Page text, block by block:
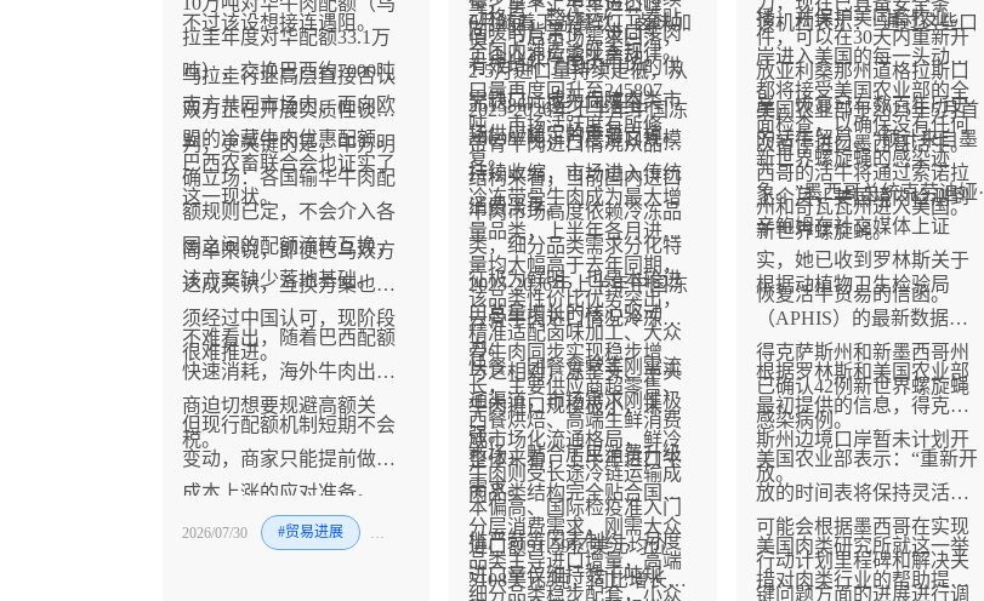
拉圭年度对华配额33.1万
吨），交换巴西约7000吨
南方共同市场内、面向欧
盟的冷藏牛肉优惠配额。
不过该设想接连遇阻。
乌拉圭行业高层直接否认
双方正在开展实质性谈
判；更关键的是，中方明
确立场：各国输华牛肉配
额规则已定，不会介入各
国之间的配额流转互换，
该方案缺少落地基础。
巴西农畜联合会也证实了
这一现状。
简单来说，即便巴乌双方
达成共识，互换方案也必
须经过中国认可，现阶段
很难推进。
不难看出，随着巴西配额
快速消耗，海外牛肉出口
商迫切想要规避高额关
税。
但现行配额机制短期不会
变动，商家只能提前做好
成本上涨的应对准备。
2026/07/30 #贸易进展
回暖的背景下，进口牛肉
有效填补了国内市场的供
需缺口，成为保障肉类市
场供应稳定的重要支撑。
动格局，整体运行节奏贴
合国内消费淡旺季规律。
值，节后市场需求回落，
2-5月进口量持续走低，从
261386吨逐步回落至
206957吨，月度进口规模
持续收缩，市场进入传统
消费淡季。
6月随着下游餐饮、卤味加
工企业补库需求启动，进
口量再度回升至245807
吨，市场活跃度有所修
复。
2025-2026年上半年中国冻
带骨牛肉进口情况从品类
结构来看，当前国内进口
牛肉市场高度依赖冷冻品
类，细分品类需求分化特
征极为鲜明，也是本轮进
口总量增长的核心驱动
力。
冷冻带骨牛肉成为最大增
量品类，上半年各月进口
量均大幅高于去年同期，
该品类性价比优势突出，
精准适配卤味加工、大众
快餐、团餐食堂等刚需流
通渠道，市场需求刚性极
强。
2025-2026年上半年中国冻
去骨牛肉进口情况冷冻去
骨牛肉同步实现稳步增
长，主要供应商超零售、
西餐烘焙、高端生鲜消费
市场，贴合居民消费升级
需求。
与之相对，冻整头、半头
牛肉进口规模极小，未形
成市场化流通格局，鲜冷
牛肉则受长途冷链运输成
本偏高、国际检疫准入门
槛严苛等因素制约，月度
进口量仅维持数千吨规
整体来看，上半年进口牛
肉品类结构完全贴合国内
分层消费需求，刚需大众
品类主导进口增量，高端
细分品类稳步配套，小众
进口额91.59亿美元均价
5108美元/吨，同比增长
播，并保护美国畜牧业。
件，可以在30天内重新开
放亚利桑那州道格拉斯口
岸，恢复已有数百年历史
的活牛贸易。”预计来自墨
西哥的活牛将通过索诺拉
州和奇瓦瓦州进入美国。
该机构表示：“通过这些口
岸进入美国的每一头动物
都将接受美国农业部的全
面检查，以确保没有任何
新世界螺旋蝇的感染迹
象。”墨西哥总统克劳迪娅·
辛鲍姆在社交媒体上证
实，她已收到罗林斯关于
恢复活牛贸易的信函。
美国农业部于2025年5月首
次暂停进口墨西哥活牛。
上个月，美国境内检测到
新世界螺旋蝇。
根据动植物卫生检验局
（APHIS）的最新数据，
得克萨斯州和新墨西哥州
已确认42例新世界螺旋蝇
感染病例。
根据罗林斯和美国农业部
最初提供的信息，得克萨
斯州边境口岸暂未计划开
放。
美国农业部表示：“重新开
放的时间表将保持灵活，
可能会根据墨西哥在实现
行动计划里程碑和解决关
键问题方面的进展进行调
美国肉类研究所就这一举
措对肉类行业的帮助提供